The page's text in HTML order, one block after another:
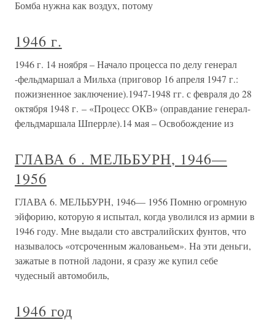
Бомба нужна как воздух, потому
1946 г.
1946 г. 14 ноября – Начало процесса по делу генерал
-фельдмаршал а Мильха (приговор 16 апреля 1947 г.:
пожизненное заключение).1947-1948 гг. с февраля до 28
октября 1948 г. – «Процесс ОКВ» (оправдание генерал-
фельдмаршала Шперрле).14 мая – Освобождение из
ГЛАВА 6 . МЕЛЬБУРН, 1946—
1956
ГЛАВА 6. МЕЛЬБУРН, 1946— 1956 Помню огромную
эйфорию, которую я испытал, когда уволился из армии в
1946 году. Мне выдали сто австралийских фунтов, что
называлось «отсроченным жалованьем». На эти деньги,
зажатые в потной ладони, я сразу же купил себе
чудесный автомобиль,
1946 год